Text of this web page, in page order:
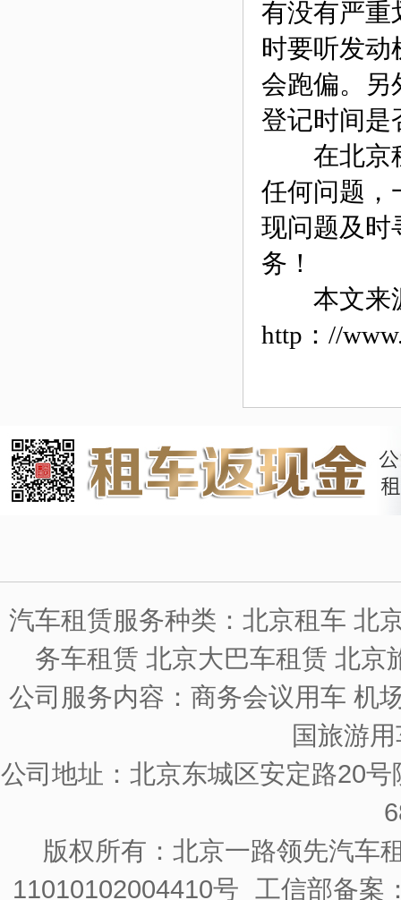
有没有严重
时要听发动
会跑偏。另
登记时间是
在北京租
任何问题，
现问题及时
务！
本文来
http：//
汽车租赁服务种类：北京租车 北
务车租赁 北京大巴车租赁 北京
公司服务内容：商务会议用车 机
国旅游
公司地址：北京东城区安定路20
版权所有：北京一路领先汽车
11010102004410号 工信部备案